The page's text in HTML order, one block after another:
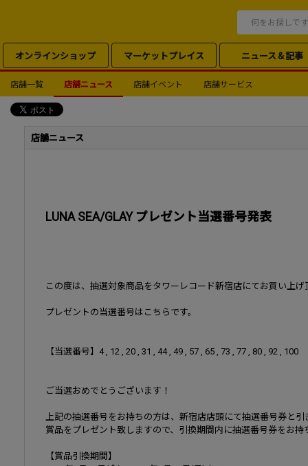
オンラインショップ マーケットプレイス ニュース＆記事
店舗一覧 店舗ニュース 店舗イベント 店舗サービス
店舗ニュース
LUNA SEA/GLAY プレゼント当選番号発表
この度は、抽選対象商品をタワーレコード新宿店にてお買い上
プレゼントの当選番号はこちらです。
【当選番号】4 , 12 , 20 , 31 , 44 , 49 , 57 , 65 , 73 , 77 , 80 , 92 , 100
ご当選おめでとうございます！
上記の抽選番号をお持ちの方は、新宿店店頭にて抽選番号券と引
賞品をプレゼント致しますので、引換期間内に抽選番号券をお持
【賞品引換期間】